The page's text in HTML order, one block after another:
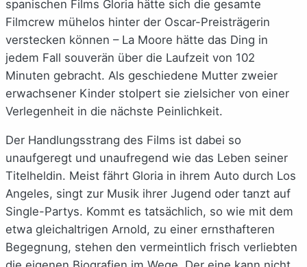
spanischen Films Gloria hätte sich die gesamte
Filmcrew mühelos hinter der Oscar-Preisträgerin
verstecken können – La Moore hätte das Ding in
jedem Fall souverän über die Laufzeit von 102
Minuten gebracht. Als geschiedene Mutter zweier
erwachsener Kinder stolpert sie zielsicher von einer
Verlegenheit in die nächste Peinlichkeit.
Der Handlungsstrang des Films ist dabei so
unaufgeregt und unaufregend wie das Leben seiner
Titelheldin. Meist fährt Gloria in ihrem Auto durch Los
Angeles, singt zur Musik ihrer Jugend oder tanzt auf
Single-Partys. Kommt es tatsächlich, so wie mit dem
etwa gleichaltrigen Arnold, zu einer ernsthafteren
Begegnung, stehen den vermeintlich frisch verliebten